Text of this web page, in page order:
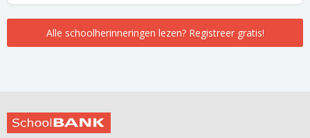
Alle schoolherinneringen lezen? Registreer gratis!